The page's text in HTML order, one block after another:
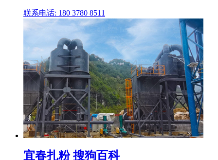
联系电话: 180 3780 8511
宜春扎粉 搜狗百科